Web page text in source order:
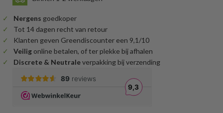
Nergens goedkoper
Tot 14 dagen recht van retour
Klanten geven Greendiscounter een 9,1/10
Veilig online betalen, of ter plekke bij afhalen
Discrete & Neutraleverpakking bij verzending